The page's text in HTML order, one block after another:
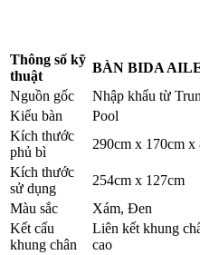
Thông số kỹ
thuật
BÀN BIDA
Nguồn gốc
Nhập khẩu từ
Kiểu bàn
Pool
Kích thước
phủ bì
290cm x 170cm x
Kích thước
sử dụng
254cm x 127cm
Màu sắc
Xám, Đen
Kết cấu
khung chân
Liên kết khung
cao